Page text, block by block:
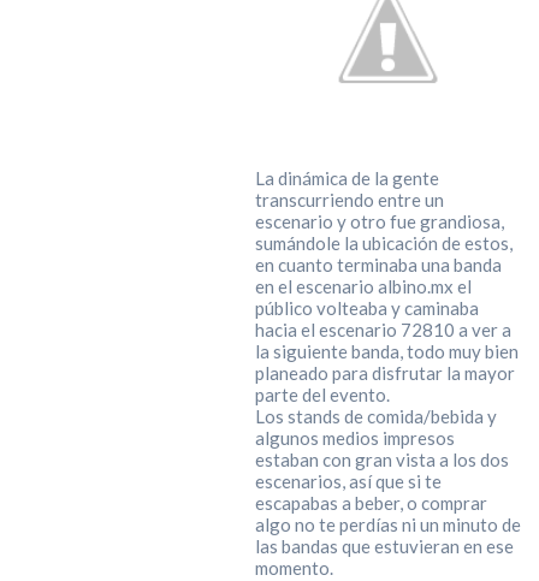
La dinámica de la gente
transcurriendo entre un
escenario y otro fue grandiosa,
sumándole la ubicación de estos,
en cuanto terminaba una banda
en el escenario albino.mx el
público volteaba y caminaba
hacia el escenario 72810 a ver a
la siguiente banda, todo muy bien
planeado para disfrutar la mayor
parte del evento.
Los stands de comida/bebida y
algunos medios impresos
estaban con gran vista a los dos
escenarios, así que si te
escapabas a beber, o comprar
algo no te perdías ni un minuto de
las bandas que estuvieran en ese
momento.